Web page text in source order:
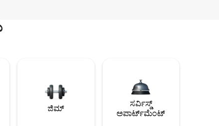
ಜಿಮ್
ಸರ್ವಿಸ್ಡ್
ಅಪಾರ್ಟ್‌ಮೆಂಟ್